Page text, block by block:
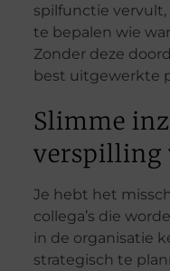
spilfunctie vervult,
te bepalen wie
Zonder deze
best uitgewerkte
Slimme
verspilling
Je hebt het
collega’s die
in de organisatie
strategisch te